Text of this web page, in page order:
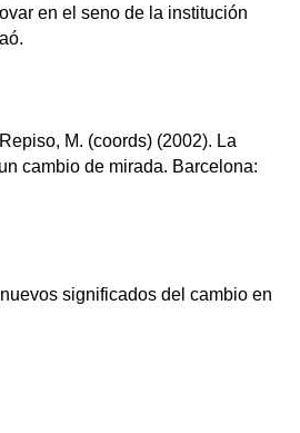
en el seno de la institución
M. (coords) (2002). La
cambio de mirada. Barcelona:
significados del cambio en